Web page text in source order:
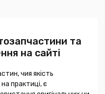
та
на сайті
чия якість
практиці, є